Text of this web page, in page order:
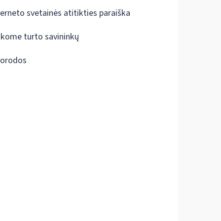
svetainės atitikties paraiška
turto savininkų